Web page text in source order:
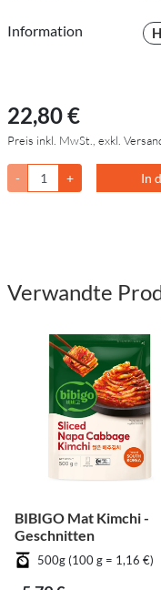
Information
22,80 €
Preis inkl. MwSt., exkl.
- + In
Verwandte
BIBIGO Mat Kimchi -
Geschnitten
500g (100 g = 1,16 €)